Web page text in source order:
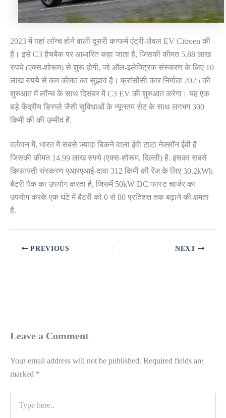
2023 में यहां लॉन्च होने वाली दूसरी कन्फर्म एंट्री-लेवल EV Citroen की
है। इसे C3 हैचबैक पर आधारित कहा जाता है, जिसकी कीमत 5.88 लाख
रुपये (एक्स-शोरूम) से शुरू होगी, जो ऑल-इलेक्ट्रिक संस्करण के लिए 10
लाख रुपये से कम कीमत का सुझाव है। फ्रांसीसी कार निर्माता 2025 की
शुरुआत में लॉन्च के साथ दिसंबर में C3 EV की शुरुआत करेगा। यह एक
बड़े केंद्रीय डिस्प्ले जैसी सुविधाओं के न्यूनतम सेट के साथ लगभग 300
किमी की की उम्मीद है.
वर्तमान में, भारत में सबसे ज्यादा बिकने वाला ईवी टाटा नेक्सॉन ईवी है
जिसकी कीमत 14.99 लाख रुपये (एक्स-शोरूम, दिल्ली) है. इसका सबसे
किफायती संस्करण एआरएआई-दावा 312 किमी की रेंज के लिए 30.2kWh
बैटरी पैक का उपयोग करता है, जिसमें 50kW DC फास्ट चार्जर का
उपयोग करके एक घंटे में बैटरी को 0 से 80 प्रतिशत तक बढ़ाने की क्षमता
है.
PREVIOUS NEXT
Leave a Comment
Your email address will not be published. Required fields are
marked *
here..